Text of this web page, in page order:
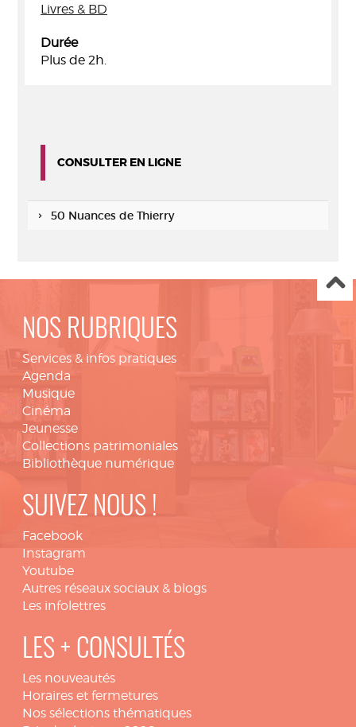
Livres & BD
Durée
Plus de 2h.
CONSULTER EN LIGNE
50 Nuances de Thierry
NOS RUBRIQUES
Services & infos pratiques
Agenda
Musique
Cinéma
Jeunesse
Collections patrimoniales
Bibliothèque numérique
SUIVEZ NOUS !
Facebook
Instagram
Youtube
Autres réseaux sociaux & blogs
Les infolettres
LES + CONSULTÉS
Les nouveautés
Horaires et fermetures
Nos sélections thématiques